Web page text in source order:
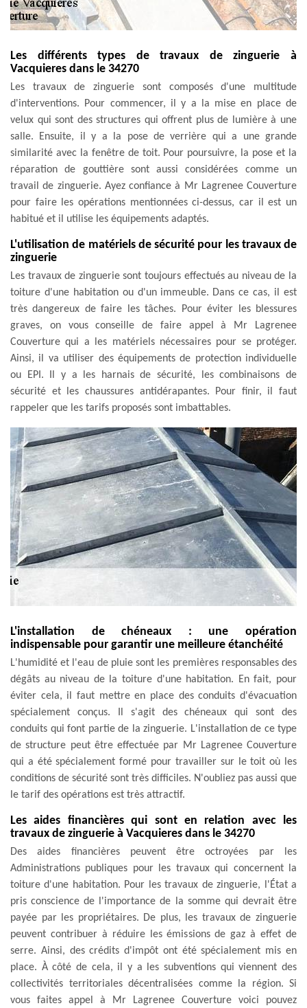
Les différents types de travaux de zinguerie à
Vacquieres dans le 34270
Les travaux de zinguerie sont composés d'une multitude
d'interventions. Pour commencer, il y a la mise en place de
velux qui sont des structures qui offrent plus de lumière à une
salle. Ensuite, il y a la pose de verrière qui a une grande
similarité avec la fenêtre de toit. Pour poursuivre, la pose et la
réparation de gouttière sont aussi considérées comme un
travail de zinguerie. Ayez confiance à Mr Lagrenee Couverture
pour faire les opérations mentionnées ci-dessus, car il est un
habitué et il utilise les équipements adaptés.
L'utilisation de matériels de sécurité pour les travaux de
zinguerie
Les travaux de zinguerie sont toujours effectués au niveau de la
toiture d'une habitation ou d'un immeuble. Dans ce cas, il est
très dangereux de faire les tâches. Pour éviter les blessures
graves, on vous conseille de faire appel à Mr Lagrenee
Couverture qui a les matériels nécessaires pour se protéger.
Ainsi, il va utiliser des équipements de protection individuelle
ou EPI. Il y a les harnais de sécurité, les combinaisons de
sécurité et les chaussures antidérapantes. Pour finir, il faut
rappeler que les tarifs proposés sont imbattables.
L'installation de chéneaux : une opération
indispensable pour garantir une meilleure étanchéité
L'humidité et l'eau de pluie sont les premières responsables des
dégâts au niveau de la toiture d'une habitation. En fait, pour
éviter cela, il faut mettre en place des conduits d'évacuation
spécialement conçus. Il s'agit des chéneaux qui sont des
conduits qui font partie de la zinguerie. L'installation de ce type
de structure peut être effectuée par Mr Lagrenee Couverture
qui a été spécialement formé pour travailler sur le toit où les
conditions de sécurité sont très difficiles. N'oubliez pas aussi que
le tarif des opérations est très attractif.
Les aides financières qui sont en relation avec les
travaux de zinguerie à Vacquieres dans le 34270
Des aides financières peuvent être octroyées par les
Administrations publiques pour les travaux qui concernent la
toiture d'une habitation. Pour les travaux de zinguerie, l'État a
pris conscience de l'importance de la somme qui devrait être
payée par les propriétaires. De plus, les travaux de zinguerie
peuvent contribuer à réduire les émissions de gaz à effet de
serre. Ainsi, des crédits d'impôt ont été spécialement mis en
place. À côté de cela, il y a les subventions qui viennent des
collectivités territoriales décentralisées comme la région. Si
vous faites appel à Mr Lagrenee Couverture voici pouvez